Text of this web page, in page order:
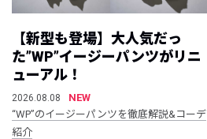
【新型も登場】大人気だっ
た”WP”イージーパンツがリニ
ューアル！
2026.08.08
NEW
“WP”のイージーパンツを徹底解説&コーデ
紹介